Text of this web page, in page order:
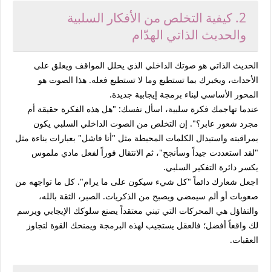
2. كيفية التخلص من الأفكار السلبية
والحديث الذاتي الهدّام
الحديث الذاتي هو صوتك الداخلي الذي يحلل المواقف ويعلق على
الأحداث، ويخبرك بما تستطيع وما لا تستطيع فعله. هذا الصوت هو
المحور الأساسي لبناء برمجة إيجابية جديدة.
عندما تهاجمك فكرة سلبية، اسأل نفسك: "هل هذه الفكرة حقيقة أم
مجرد شعور عابر؟". إن التخلص من الصوت الداخلي السلبي يكون
بمراقبته واستبدال الكلمات المحبطة مثل "أنا فاشل" بعبارات بناءة مثل
"لقد استعددت جيداً وسأنجح"، ثم الانتقال فوراً لفعل مادي ملموس
يكسر دائرة التفكير السلبي.
اجعل شعارك دائماً "كل شيء سيكون على ما يرام". كل ما تواجهه من
صعوبات أو ألم سيمضي ويصبح من الذكريات. الصبر، الثقة بالله،
والتفاؤل هي المحركات التي تبني معتقداً يصنع سلوكك الإيجابي ويرسم
لك واقعاً أفضل؛ فالعقل يستجيب لهذه البرمجة ويمنحك القوة لتجاوز
العقبات.